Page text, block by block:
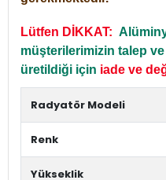
Lütfen DİKKAT:
müşterilerimizin talep
üretildiği için iade ve
Radyatör Modeli
Renk
Yükseklik